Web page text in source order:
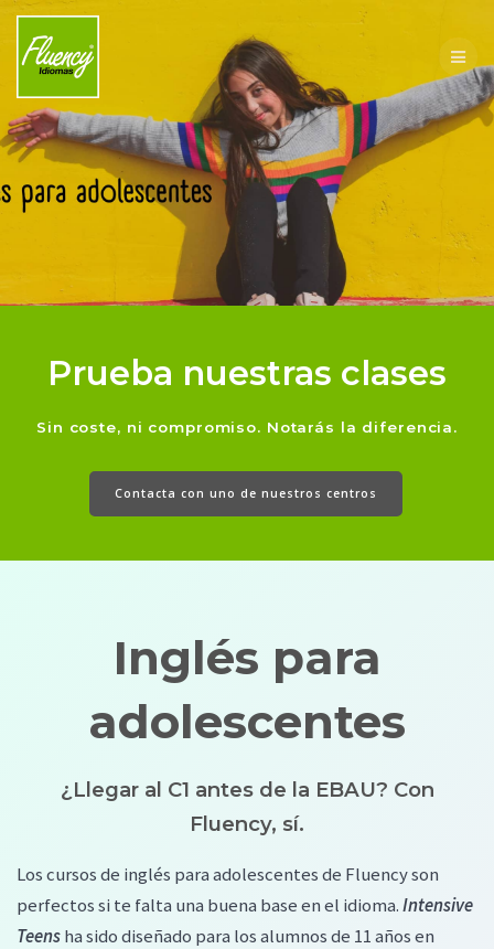
to
content
Prueba nuestras clases
Sin coste, ni compromiso. Notarás la diferencia.
Contacta con uno de nuestros centros
Inglés para
adolescentes
¿Llegar al C1 antes de la EBAU? Con
Fluency, sí.
Los cursos de inglés para adolescentes de Fluency son
perfectos si te falta una buena base en el idioma.Intensive
Teensha sido diseñado para los alumnos de 11 años en